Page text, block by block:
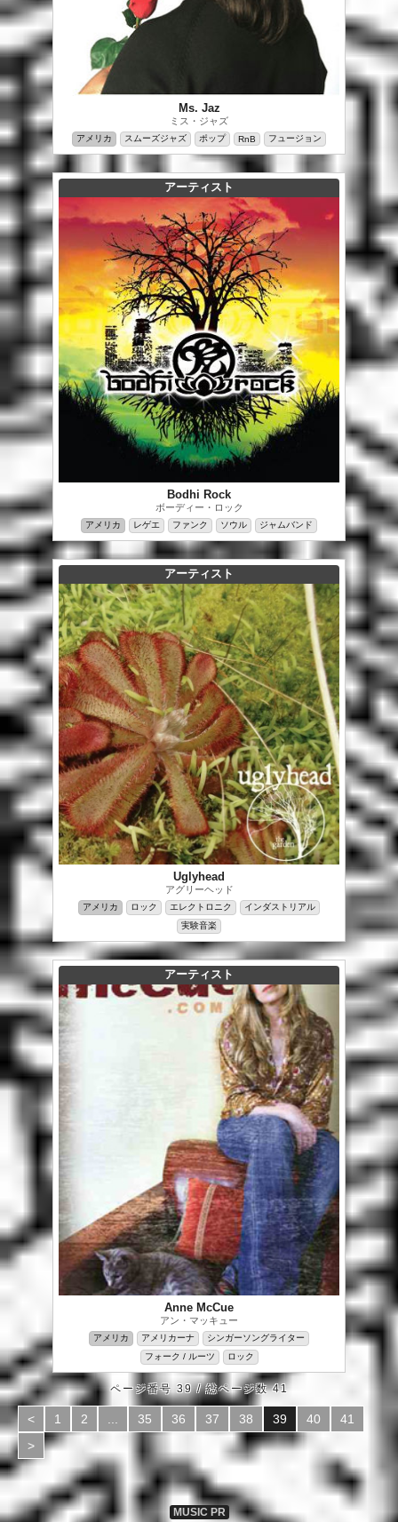
Ms. Jaz
ミス・ジャズ
アメリカ スムーズジャズ ポップ RnB フュージョン
アーティスト
Bodhi Rock
ボーディー・ロック
アメリカ レゲエ ファンク ソウル ジャムバンド
アーティスト
Uglyhead
アグリーヘッド
アメリカ ロック エレクトロニク
インダストリアル
実験音楽
アーティスト
Anne McCue
アン・マッキュー
アメリカ アメリカーナ
シンガーソングライター
フォーク / ルーツ
ロック
ページ番号 39 / 総ページ数 41
< 1 2 35 36 37 38 39 40
41
>
MUSIC PR